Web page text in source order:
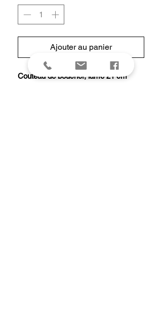
Ajouter au panier
Couteau de boucher, lame 21 cm